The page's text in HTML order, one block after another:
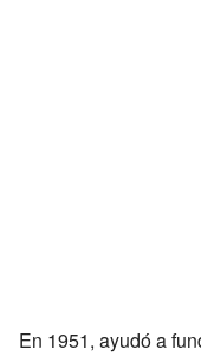
En 1951, ayudó a